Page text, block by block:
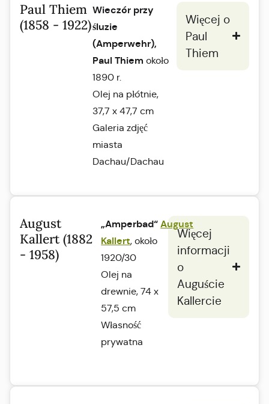
Paul Thiem
(1858 - 1922)
Wieczór przy
śluzie
(Amperwehr),
Paul Thiem około
1890 r.
Olej na płótnie,
37,7 x 47,7 cm
Galeria zdjęć
miasta
Dachau/Dachau
Więcej o
Paul
Thiem
August
Kallert (1882
- 1958)
„Amperbad“August
Kallert, około
1920/30
Olej na
drewnie, 74 x
57,5 cm
Własność
prywatna
Więcej
informacji
o
Auguście
Kallercie